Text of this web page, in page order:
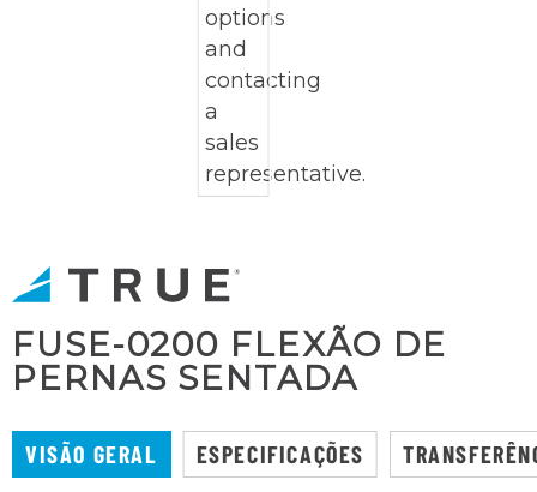
FUSE-0200 FLEXÃO DE
PERNAS SENTADA
VISÃO GERAL ESPECIFICAÇÕES